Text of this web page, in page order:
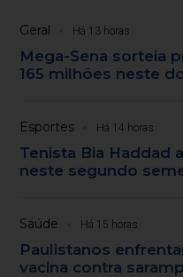
Geral Há 13 horas
Mega-Sena sorteia
165 milhões neste
Esportes Há 14 horas
Tenista Bia Haddad
neste segundo
Saúde Há 15 horas
Paulistanos
vacina contra